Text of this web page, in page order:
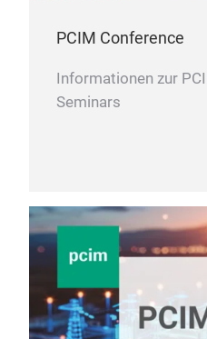
PCIM Conference
Informationen zur
Seminars